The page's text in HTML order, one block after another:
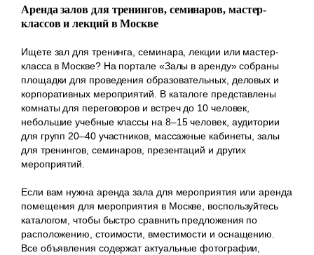
Аренда залов для тренингов, семинаров, мастер-
классов и лекций в Москве
Ищете зал для тренинга, семинара, лекции или мастер-
класса в Москве? На портале «Залы в аренду» собраны
площадки для проведения образовательных, деловых и
корпоративных мероприятий. В каталоге представлены
комнаты для переговоров и встреч до 10 человек,
небольшие учебные классы на 8–15 человек, аудитории
для групп 20–40 участников, массажные кабинеты, залы
для тренингов, семинаров, презентаций и других
мероприятий.
Если вам нужна аренда зала для мероприятия или аренда
помещения для мероприятия в Москве, воспользуйтесь
каталогом, чтобы быстро сравнить предложения по
расположению, стоимости, вместимости и оснащению.
Все объявления содержат актуальные фотографии,